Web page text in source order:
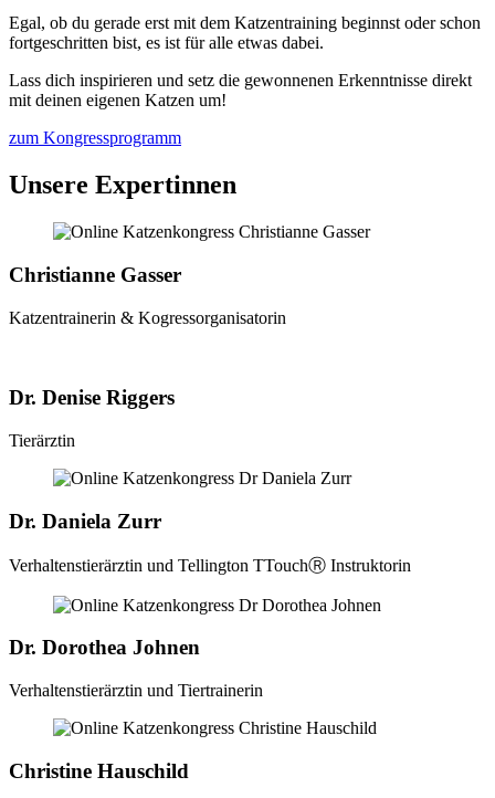
Egal, ob du gerade erst mit dem Katzentraining beginnst oder schon
fortgeschritten bist, es ist für alle etwas dabei.
Lass dich inspirieren und setz die gewonnenen Erkenntnisse direkt
mit deinen eigenen Katzen um!
zum Kongressprogramm
Unsere Expertinnen
Christianne Gasser
Katzentrainerin & Kogressorganisatorin
Dr. Denise Riggers
Tierärztin
Dr. Daniela Zurr
Verhaltenstierärztin und Tellington TTouchⓇ Instruktorin
Dr. Dorothea Johnen
Verhaltenstierärztin und Tiertrainerin
Christine Hauschild